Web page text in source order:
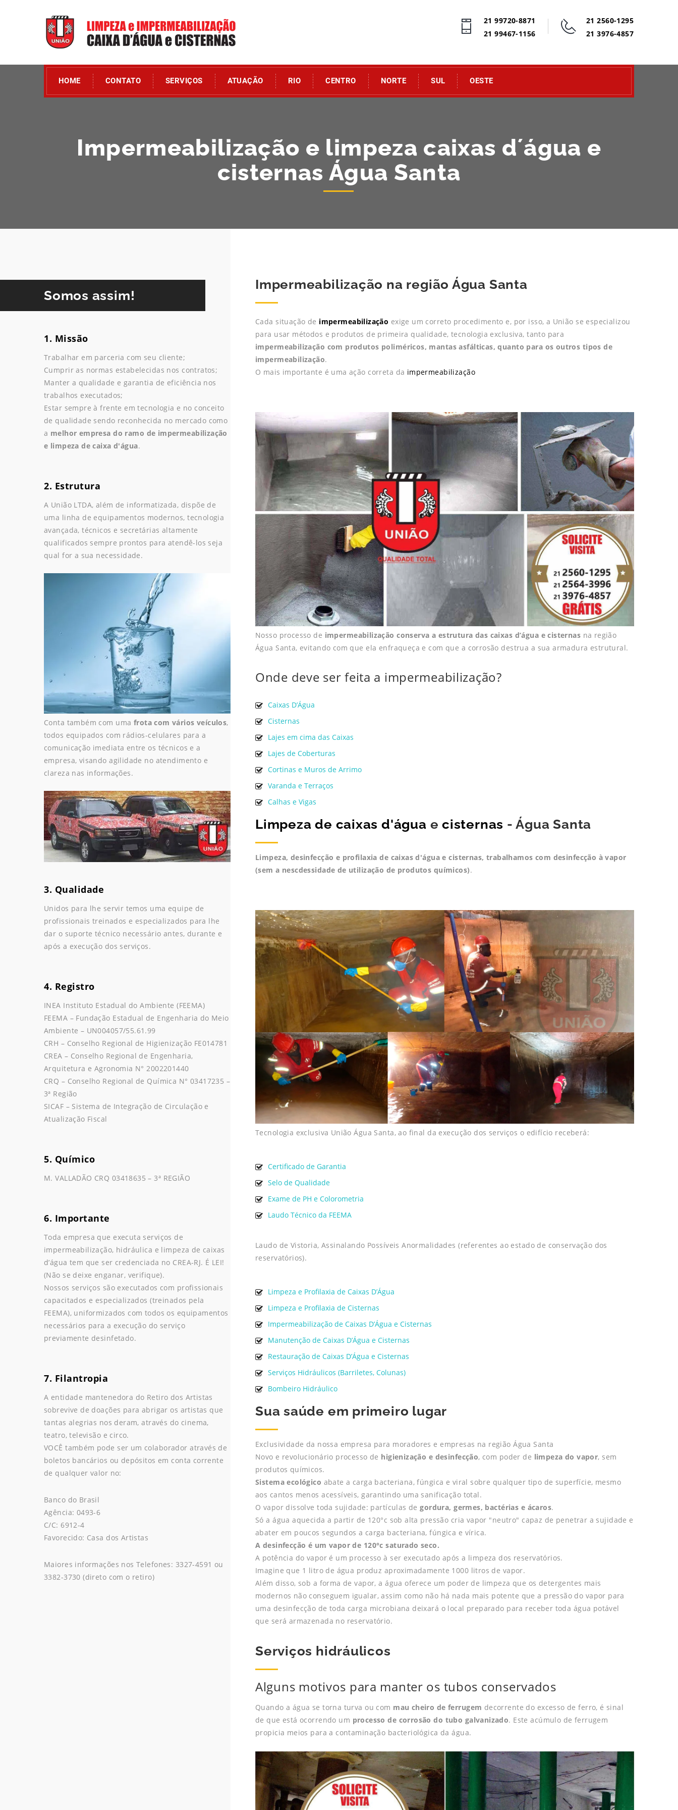
21 99720-8871
21 99467-1156
21 2560-1295
21 3976-4857
HOME CONTATO SERVIÇOS ATUAÇÃO RIO CENTRO NORTE SUL OESTE
Impermeabilização e limpeza caixas d´água e
cisternas Água Santa
Impermeabilização na região Água Santa
Cada situação de impermeabilização exige um correto procedimento e, por isso, a União se especializou
para usar métodos e produtos de primeira qualidade, tecnologia exclusiva, tanto para
impermeabilização com produtos poliméricos, mantas asfálticas, quanto para os outros tipos de
impermeabilização.
O mais importante é uma ação correta da impermeabilização
Nosso processo de impermeabilização conserva a estrutura das caixas d’água e cisternas na região
Água Santa, evitando com que ela enfraqueça e com que a corrosão destrua a sua armadura estrutural.
Onde deve ser feita a impermeabilização?
Caixas D’Água
Cisternas
Lajes em cima das Caixas
Lajes de Coberturas
Cortinas e Muros de Arrimo
Varanda e Terraços
Calhas e Vigas
Limpeza de caixas d'água ecisternas - Água Santa
Limpeza, desinfecção e profilaxia de caixas d'água e cisternas, trabalhamos com desinfecção à vapor
(sem a nescdessidade de utilização de produtos químicos).
Tecnologia exclusiva União Água Santa, ao final da execução dos serviços o edifício receberá:
Certificado de Garantia
Selo de Qualidade
Exame de PH e Colorometria
Laudo Técnico da FEEMA
Laudo de Vistoria, Assinalando Possíveis Anormalidades (referentes ao estado de conservação dos
reservatórios).
Limpeza e Profilaxia de Caixas D’Água
Limpeza e Profilaxia de Cisternas
Impermeabilização de Caixas D’Água e Cisternas
Manutenção de Caixas D’Água e Cisternas
Restauração de Caixas D’Água e Cisternas
Serviços Hidráulicos (Barriletes, Colunas)
Bombeiro Hidráulico
Sua saúde em primeiro lugar
Exclusividade da nossa empresa para moradores e empresas na região Água Santa
Novo e revolucionário processo de higienização e desinfecção, com poder de limpeza do vapor, sem
produtos químicos.
Sistema ecológico abate a carga bacteriana, fúngica e viral sobre qualquer tipo de superfície, mesmo
aos cantos menos acessíveis, garantindo uma sanificação total.
O vapor dissolve toda sujidade: partículas degordura, germes, bactérias e ácaros.
Só a água aquecida a partir de 120°c sob alta pressão cria vapor "neutro" capaz de penetrar a sujidade e
abater em poucos segundos a carga bacteriana, fúngica e vírica.
A desinfecção é um vapor de 120°c saturado seco.
A potência do vapor é um processo à ser executado após a limpeza dos reservatórios.
Imagine que 1 litro de água produz aproximadamente 1000 litros de vapor.
Além disso, sob a forma de vapor, a água oferece um poder de limpeza que os detergentes mais
modernos não conseguem igualar, assim como não há nada mais potente que a pressão do vapor para
uma desinfecção de toda carga microbiana deixará o local preparado para receber toda água potável
que será armazenada no reservatório.
Serviços hidráulicos
Alguns motivos para manter os tubos conservados
Quando a água se torna turva ou com mau cheiro de ferrugem decorrente do excesso de ferro, é sinal
de que está ocorrendo um processo de corrosão do tubo galvanizado. Este acúmulo de ferrugem
propicia meios para a contaminação bacteriológica da água.
Somos assim!
1. Missão
Trabalhar em parceria com seu cliente;
Cumprir as normas estabelecidas nos contratos;
Manter a qualidade e garantia de eficiência nos
trabalhos executados;
Estar sempre à frente em tecnologia e no conceito
de qualidade sendo reconhecida no mercado como
a melhor empresa do ramo de impermeabilização
e limpeza de caixa d'água.
2. Estrutura
A União LTDA, além de informatizada, dispõe de
uma linha de equipamentos modernos, tecnologia
avançada, técnicos e secretárias altamente
qualificados sempre prontos para atendê-los seja
qual for a sua necessidade.
Conta também com uma frota com vários veículos,
todos equipados com rádios-celulares para a
comunicação imediata entre os técnicos e a
empresa, visando agilidade no atendimento e
clareza nas informações.
3. Qualidade
Unidos para lhe servir temos uma equipe de
profissionais treinados e especializados para lhe
dar o suporte técnico necessário antes, durante e
após a execução dos serviços.
4. Registro
INEA Instituto Estadual do Ambiente (FEEMA)
FEEMA – Fundação Estadual de Engenharia do Meio
Ambiente – UN004057/55.61.99
CRH – Conselho Regional de Higienização FE014781
CREA – Conselho Regional de Engenharia,
Arquitetura e Agronomia N° 2002201440
CRQ – Conselho Regional de Química N° 03417235 –
3ª Região
SICAF – Sistema de Integração de Circulação e
Atualização Fiscal
5. Químico
M. VALLADÃO CRQ 03418635 – 3ª REGIÃO
6. Importante
Toda empresa que executa serviços de
impermeabilização, hidráulica e limpeza de caixas
d’água tem que ser credenciada no CREA-RJ. É LEI!
(Não se deixe enganar, verifique).
Nossos serviços são executados com profissionais
capacitados e especializados (treinados pela
FEEMA), uniformizados com todos os equipamentos
necessários para a execução do serviço
previamente desinfetado.
7. Filantropia
A entidade mantenedora do Retiro dos Artistas
sobrevive de doações para abrigar os artistas que
tantas alegrias nos deram, através do cinema,
teatro, televisão e circo.
VOCÊ também pode ser um colaborador através de
boletos bancários ou depósitos em conta corrente
de qualquer valor no:
Banco do Brasil
Agência: 0493-6
C/C: 6912-4
Favorecido: Casa dos Artistas
Maiores informações nos Telefones: 3327-4591 ou
3382-3730 (direto com o retiro)